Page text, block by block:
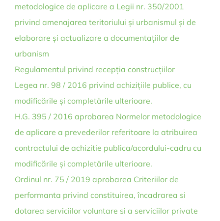
metodologice de aplicare a Legii nr. 350/2001
privind amenajarea teritoriului și urbanismul și de
elaborare și actualizare a documentațiilor de
urbanism
Regulamentul privind recepția construcțiilor
Legea nr. 98 / 2016 privind achizițiile publice, cu
modificările și completările ulterioare.
H.G. 395 / 2016 aprobarea Normelor metodologice
de aplicare a prevederilor referitoare la atribuirea
contractului de achizitie publica/acordului-cadru cu
modificările și completările ulterioare.
Ordinul nr. 75 / 2019 aprobarea Criteriilor de
performanta privind constituirea, încadrarea si
dotarea serviciilor voluntare si a serviciilor private